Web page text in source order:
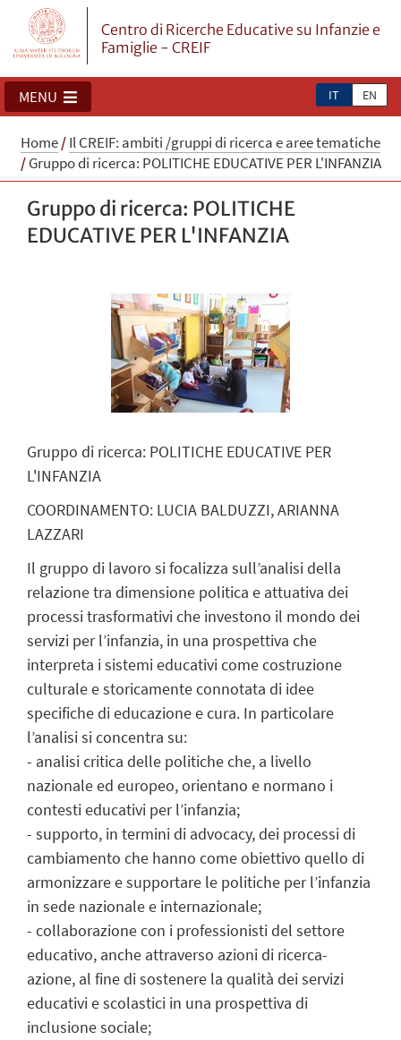
Centro di Ricerche Educative su Infanzie e
Famiglie - CREIF
IT EN
MENU
Home/Il CREIF: ambiti /gruppi di ricerca e aree tematiche
/Gruppo di ricerca: POLITICHE EDUCATIVE PER L'INFANZIA
Gruppo di ricerca: POLITICHE
EDUCATIVE PER L'INFANZIA
Gruppo di ricerca: POLITICHE EDUCATIVE PER
L'INFANZIA
COORDINAMENTO: LUCIA BALDUZZI, ARIANNA
LAZZARI
Il gruppo di lavoro si focalizza sull’analisi della
relazione tra dimensione politica e attuativa dei
processi trasformativi che investono il mondo dei
servizi per l’infanzia, in una prospettiva che
interpreta i sistemi educativi come costruzione
culturale e storicamente connotata di idee
specifiche di educazione e cura. In particolare
l’analisi si concentra su:
- analisi critica delle politiche che, a livello
nazionale ed europeo, orientano e normano i
contesti educativi per l’infanzia;
- supporto, in termini di advocacy, dei processi di
cambiamento che hanno come obiettivo quello di
armonizzare e supportare le politiche per l’infanzia
in sede nazionale e internazionale;
- collaborazione con i professionisti del settore
educativo, anche attraverso azioni di ricerca-
azione, al fine di sostenere la qualità dei servizi
educativi e scolastici in una prospettiva di
inclusione sociale;